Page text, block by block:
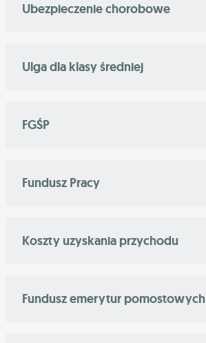
Ubezpieczenie chorobowe
Ulga dla klasy średniej
FGŚP
Fundusz Pracy
Koszty uzyskania przychodu
Fundusz emerytur pomostowych